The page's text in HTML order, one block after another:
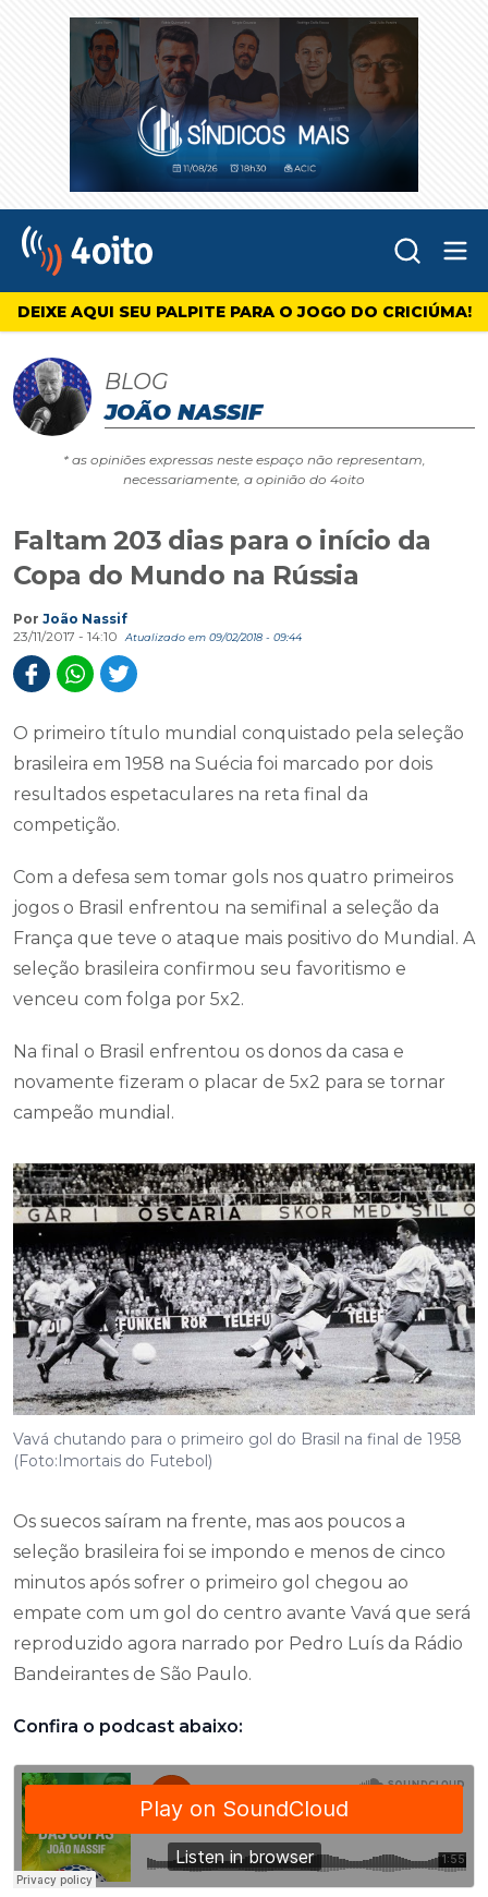
4oito
DEIXE AQUI SEU PALPITE PARA O JOGO DO CRICIÚMA!
BLOG
JOÃO NASSIF
* as opiniões expressas neste espaço não representam,
necessariamente, a opinião do 4oito
Faltam 203 dias para o início da
Copa do Mundo na Rússia
Por João Nassif
23/11/2017 - 14:10
Atualizado em 09/02/2018 - 09:44
O primeiro título mundial conquistado pela seleção
brasileira em 1958 na Suécia foi marcado por dois
resultados espetaculares na reta final da
competição.
Com a defesa sem tomar gols nos quatro primeiros
jogos o Brasil enfrentou na semifinal a seleção da
França que teve o ataque mais positivo do Mundial. A
seleção brasileira confirmou seu favoritismo e
venceu com folga por 5x2.
Na final o Brasil enfrentou os donos da casa e
novamente fizeram o placar de 5x2 para se tornar
campeão mundial.
Vavá chutando para o primeiro gol do Brasil na final de 1958
(Foto:Imortais do Futebol)
Os suecos saíram na frente, mas aos poucos a
seleção brasileira foi se impondo e menos de cinco
minutos após sofrer o primeiro gol chegou ao
empate com um gol do centro avante Vavá que será
reproduzido agora narrado por Pedro Luís da Rádio
Bandeirantes de São Paulo.
Confira o podcast abaixo: